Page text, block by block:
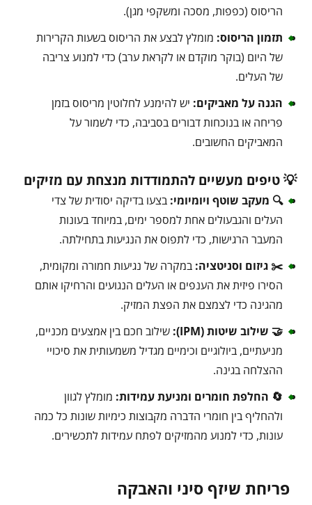
הריסוס (כפפות, מסכה ומשקפי מגן).
תזמון הריסוס: מומלץ לבצע את הריסוס בשעות הקרירות
של היום (בוקר מוקדם או לקראת ערב) כדי למנוע צריבה
של העלים.
הגנה על מאביקים: יש להימנע לחלוטין מריסוס בזמן
פריחה או בנוכחות דבורים בסביבה, כדי לשמור על
המאביקים החשובים.
💡 טיפים מעשיים להתמודדות מנצחת עם מזיקים
🔍 מעקב שוטף ויומיומי: בצעו בדיקה יסודית של צדי
העלים והגבעולים אחת למספר ימים, במיוחד בעונות
המעבר הרגישות, כדי לתפוס את הנגיעות בתחילתה.
✂️ גיזום וסניטציה: במקרה של נגיעות חמורה ומקומית,
הסירו פיזית את הענפים או העלים הנגועים והרחיקו אותם
מהגינה כדי לצמצם את הפצת המזיק.
🤝 שילוב שיטות (IPM):
שילוב חכם בין אמצעים מכניים,
מניעתיים, ביולוגיים וכימיים מגדיל משמעותית את סיכויי
ההצלחה בגינה.
🔄 החלפת חומרים ומניעת עמידות: מומלץ לגוון
ולהחליף בין חומרי הדברה מקבוצות כימיות שונות כל כמה
עונות, כדי למנוע מהמזיקים לפתח עמידות לתכשירים.
פריחת שיזף סיני והאבקה